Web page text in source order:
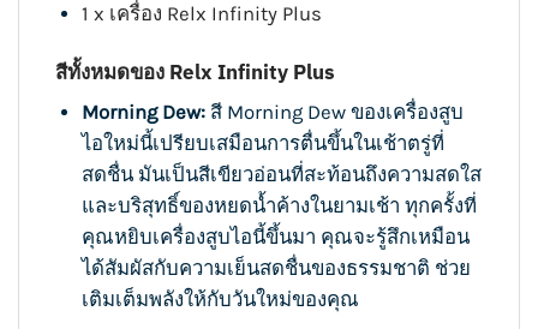
1 x เครื่อง Relx Infinity Plus
สีทั้งหมดของ Relx Infinity Plus
Morning Dew:สี Morning Dew ของเครื่องสูบ
ไอใหม่นี้เปรียบเสมือนการตื่นขึ้นในเช้าตรู่ที่
สดชื่น มันเป็นสีเขียวอ่อนที่สะท้อนถึงความสดใส
และบริสุทธิ์ของหยดน้ำค้างในยามเช้า ทุกครั้งที่
คุณหยิบเครื่องสูบไอนี้ขึ้นมา คุณจะรู้สึกเหมือน
ได้สัมผัสกับความเย็นสดชื่นของธรรมชาติ ช่วย
เติมเต็มพลังให้กับวันใหม่ของคุณ